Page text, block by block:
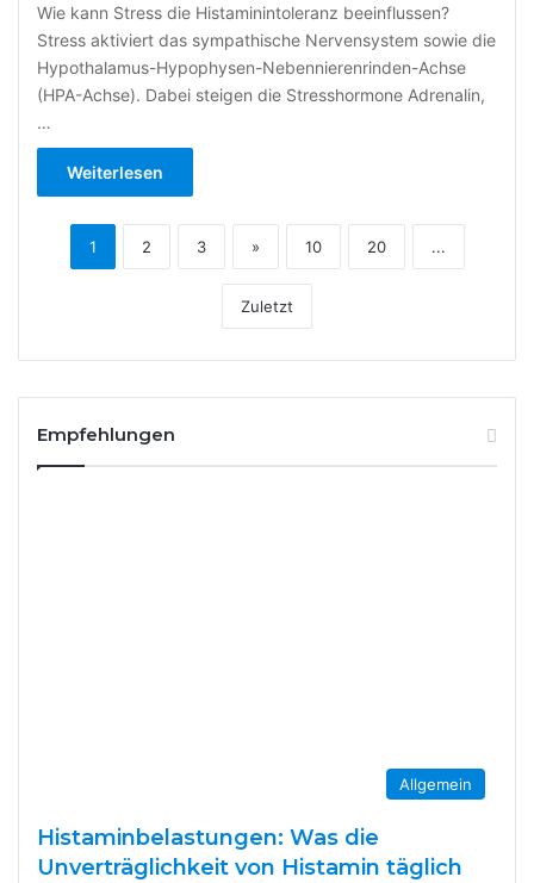
Wie kann Stress die Histaminintoleranz beeinflussen?
Stress aktiviert das sympathische Nervensystem sowie die
Hypothalamus-Hypophysen-Nebennierenrinden-Achse
(HPA-Achse). Dabei steigen die Stresshormone Adrenalin,
…
Weiterlesen
1 2 3 » 10 20 ...
Zuletzt
Empfehlungen
Allgemein
Histaminbelastungen: Was die
Unverträglichkeit von Histamin täglich